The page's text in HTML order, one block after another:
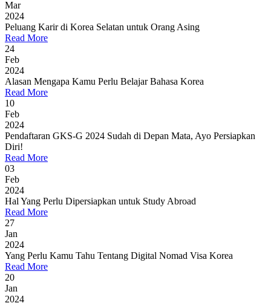
Mar
2024
Peluang Karir di Korea Selatan untuk Orang Asing
Read More
24
Feb
2024
Alasan Mengapa Kamu Perlu Belajar Bahasa Korea
Read More
10
Feb
2024
Pendaftaran GKS-G 2024 Sudah di Depan Mata, Ayo Persiapkan
Diri!
Read More
03
Feb
2024
Hal Yang Perlu Dipersiapkan untuk Study Abroad
Read More
27
Jan
2024
Yang Perlu Kamu Tahu Tentang Digital Nomad Visa Korea
Read More
20
Jan
2024